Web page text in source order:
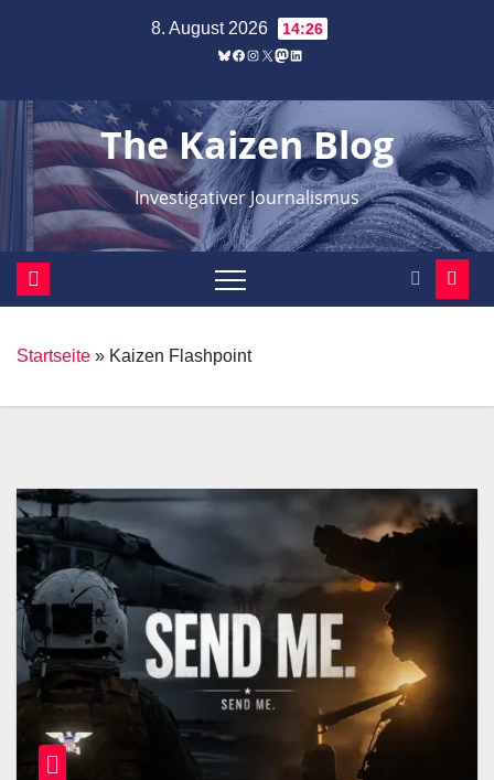
8. August 2026 14:26
Bluesky
Facebook
Instagram
X Mastodon
LinkedIn
The Kaizen Blog
Investigativer Journalismus
Startseite » Kaizen Flashpoint